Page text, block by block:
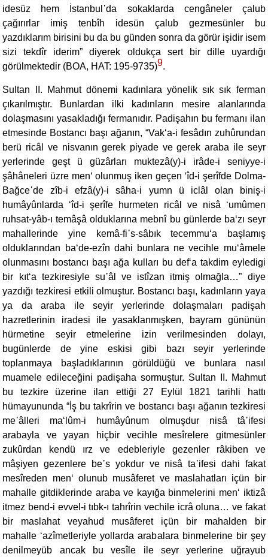
idesüz hem İstanbul᾽da sokaklarda cengâneler çalub
çağırırlar imiş tenbîh idesün çalub gezmesünler bu
yazdıklarım birisini bu da bu günden sonra da görür işidir isem
sizi tekdîr iderim” diyerek oldukça sert bir dille uyardığı
görülmektedir (BOA, HAT: 195-9735)9.
Sultan II. Mahmut dönemi kadınlara yönelik sık sık ferman
çıkarılmıştır. Bunlardan ilki kadınların mesire alanlarında
dolaşmasını yasakladığı fermanıdır. Padişahın bu fermanı ilan
etmesinde Bostancı başı ağanın, “Vak‘a-i fesâdın zuhûrundan
berü ricâl ve nisvanın gerek piyade ve gerek araba ile seyr
yerlerinde geşt ü güzârları muktezâ(y)-i irâde-i seniyye-i
şâhâneleri üzre men‘ olunmuş iken geçen ‘îd-i şerîfde Dolma-
Bağce᾽de zîb-i efzâ(y)-i sâha-i yumn ü iclâl olan biniş-i
humâyûnlarda ‘îd-i şerîfe hurmeten ricâl ve nisâ ‘umûmen
ruhsat-yâb-ı temâşâ olduklarına mebnî bu günlerde ba‘zı seyr
mahallerinde yine kemâ-fi᾽s-sâbık tecemmu‘a başlamış
olduklarından ba‘de-ezîn dahi bunlara ne vecihle mu‘âmele
olunmasını bostancı başı ağa kulları bu def‘a takdim eyledigi
bir kıt‘a tezkiresiyle su᾽âl ve istîzan itmiş olmağla…” diye
yazdığı tezkiresi etkili olmuştur. Bostancı başı, kadınların yaya
ya da araba ile seyir yerlerinde dolaşmaları padişah
hazretlerinin iradesi ile yasaklanmışken, bayram gününün
hürmetine seyir etmelerine izin verilmesinden dolayı,
bugünlerde de yine eskisi gibi bazı seyir yerlerinde
toplanmaya başladıklarının görüldüğü ve bunlara nasıl
muamele edileceğini padişaha sormuştur. Sultan II. Mahmut
bu tezkire üzerine ilan ettiği 27 Eylül 1821 tarihli hattı
hümayununda “İş bu takrîrin ve bostancı başı ağanın tezkiresi
me᾽âlleri ma‘lûm-i humâyûnum olmuşdur nisâ tâ᾽ifesi
arabayla ve yayan hiçbir vecihle mesîrelere gitmesünler
zukûrdan kendü ırz ve edebleriyle gezenler râkiben ve
mâşiyen gezenlere be᾽s yokdur ve nisâ ta᾽ifesi dahi fakat
mesîreden men‘ olunub musâferet ve maslahatları içün bir
mahalle gitdiklerinde araba ve kayığa binmelerini men‘ iktizâ
itmez bend-i evvel-i tıbk-ı tahrîrin vechile icrâ oluna… ve fakat
bir maslahat veyahud musâferet içün bir mahalden bir
mahalle ‘azîmetleriyle yollarda arabalara binmelerine bir şey
denilmeyüb ancak bu vesîle ile seyr yerlerine uğrayub